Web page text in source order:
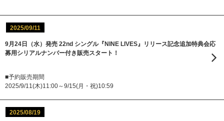
2025/09/11
9月24日（水）発売 22nd シングル『NINE LIVES』リリース記念追加特典会応
募用シリアルナンバー付き販売スタート！
■予約販売期間
2025/9/11(木)11:00～9/15(月・祝)10:59
2025/08/19